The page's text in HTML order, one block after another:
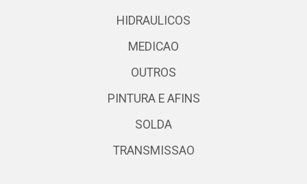
HIDRAULICOS
MEDICAO
OUTROS
PINTURA E AFINS
SOLDA
TRANSMISSAO